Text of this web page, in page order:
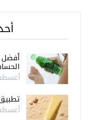
أفضل
أغسطس 7,
أغسطس 7,